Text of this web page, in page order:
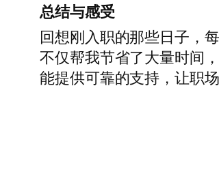
总结与感受
回想刚入职的那些日子，
不仅帮我节省了大量时间
能提供可靠的支持，让职